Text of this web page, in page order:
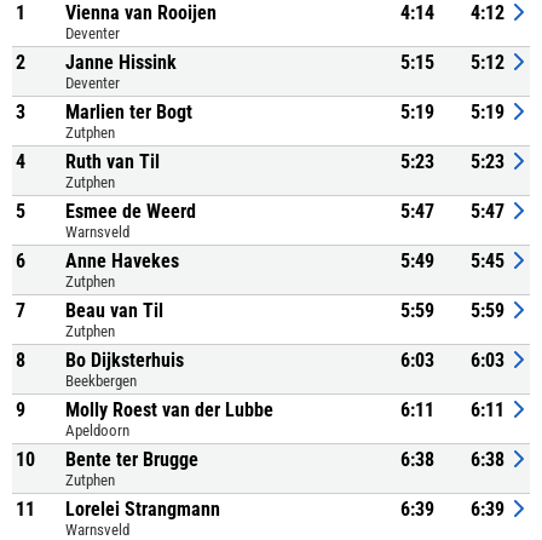
1 Vienna van Rooijen
Deventer
4:14 4:12
2 Janne Hissink
Deventer
5:15 5:12
3 Marlien ter Bogt
Zutphen
5:19 5:19
4 Ruth van Til
Zutphen
5:23 5:23
5 Esmee de Weerd
Warnsveld
5:47 5:47
6 Anne Havekes
Zutphen
5:49 5:45
7 Beau van Til
Zutphen
5:59 5:59
8 Bo Dijksterhuis
Beekbergen
6:03 6:03
9 Molly Roest van der Lubbe
Apeldoorn
6:11 6:11
10 Bente ter Brugge
Zutphen
6:38 6:38
11 Lorelei Strangmann
Warnsveld
6:39 6:39